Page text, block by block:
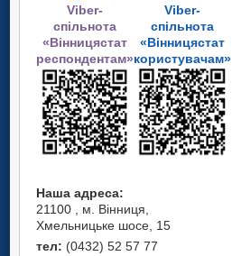
Viber-
спільнота
«Вінницястат
респондентам»
Viber-
спільнота
«Вінницястат
користувачам»
Наша адреса:
21100 , м. Вінниця,
Хмельницьке шосе, 15
тел: (0432) 52 57 77